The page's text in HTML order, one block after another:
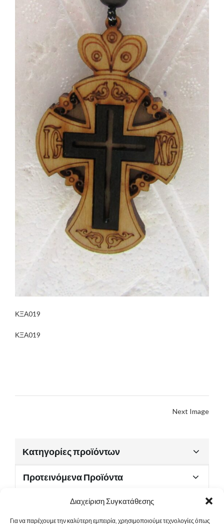
Διαχείριση Συγκατάθεσης
Για να παρέχουμε την καλύτερη εμπειρία, χρησιμοποιούμε τεχνολογίες όπως
ΚΞΑ019
ΚΞΑ019
Next Image
Κατηγορίες προϊόντων
Προτεινόμενα Προϊόντα